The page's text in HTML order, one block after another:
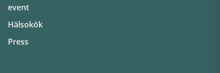
event
Hälsokök
Press